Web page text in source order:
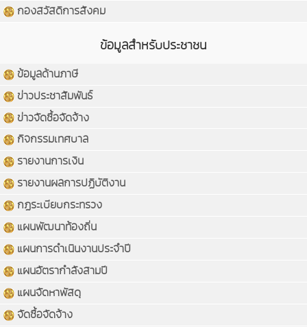
กองสวัสดิการสังคม
ข้อมูลสำหรับประชาชน
ข้อมูลด้านภาษี
ข่าวประชาสัมพันธ์
ข่าวจัดซื้อจัดจ้าง
กิจกรรมเทศบาล
รายงานการเงิน
รายงานผลการปฏิบัติงาน
กฏระเบียบกระทรวง
แผนพัฒนาท้องถิ่น
แผนการดำเนินงานประจำปี
แผนอัตรากำลังสามปี
แผนจัดหาพัสดุ
จัดซื้อจัดจ้าง